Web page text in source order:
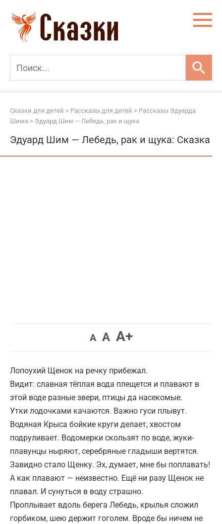
контенту
Сказки для детей > Рассказы для детей > Рассказы Эдуарда
Шима > Эдуард Шим — Лебедь, рак и щука
Эдуард Шим — Лебедь, рак и щука: Сказка
AУменьшить
AВернуть
A+Увеличить
Лопоухий Щенок на речку прибежал.
Видит: славная тёплая вода плещется и плавают в
этой воде разные звери, птицы да насекомые.
Утки лодочками качаются. Важно гуси плывут.
Водяная Крыса бойкие круги делает, хвостом
подруливает. Водомерки скользят по воде, жуки-
плавунцы ныряют, серебряные гладыши вертятся.
Завидно стало Щенку. Эх, думает, мне бы поплавать!
А как плавают — неизвестно. Ещё ни разу Щенок не
плавал. И сунуться в воду страшно.
Проплывает вдоль берега Лебедь, крылья сложил
горбиком, шею держит гоголем. Вроде бы ничем не